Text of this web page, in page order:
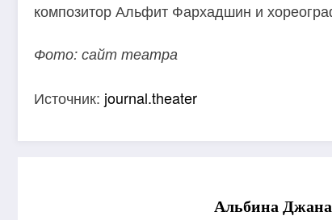
композитор Альфит Фархадшин и
Фото: сайт театра
Источник: journal.theater
Альбина